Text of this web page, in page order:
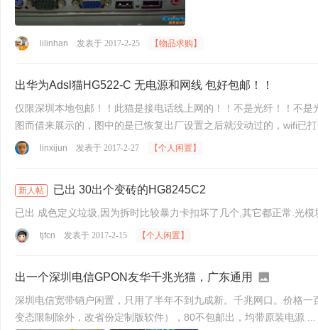
lilinhan 发表于 2017-2-25 【物品求购】
出华为Adsl猫HG522-C 无电源和网线 包好包邮！！
仅限深圳本地包邮！！此猫是接电话线上网的！！不是光纤！！不
linxijun 发表于 2017-2-27 【个人闲置】
新人帖 已出 30出个变砖的HG8245C2
已出 成色定义垃圾,因为拆时比较暴力卡扣坏了几个,其它都正常.光
tjfcn 发表于 2017-2-15 【个人闲置】
出一个深圳电信GPON友华千兆光猫，广东通用
深圳电信宽带销户闲置，只用了半年不到九成新。千兆网口。价格